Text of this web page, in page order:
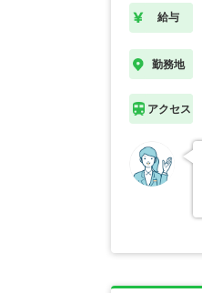
給与
勤務地
アクセス